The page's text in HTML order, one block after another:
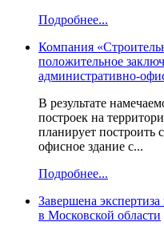
Подробнее...
Компания
положительное
административно-
В результате
построек на
планирует построить
офисное здание с...
Подробнее...
Завершена
в Московской области